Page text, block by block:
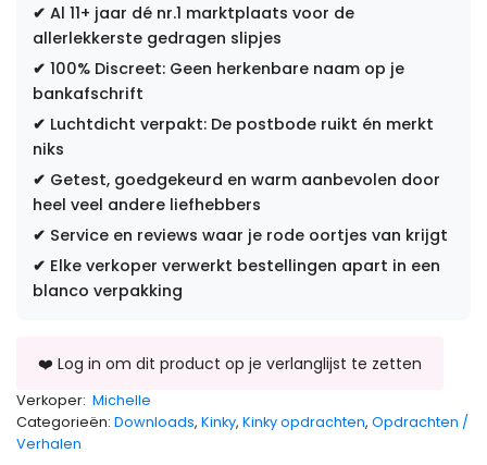
✔ Al 11+ jaar dé nr.1 marktplaats voor de
allerlekkerste gedragen slipjes
✔ 100% Discreet: Geen herkenbare naam op je
bankafschrift
✔ Luchtdicht verpakt: De postbode ruikt én merkt
niks
✔ Getest, goedgekeurd en warm aanbevolen door
heel veel andere liefhebbers
✔ Service en reviews waar je rode oortjes van krijgt
✔ Elke verkoper verwerkt bestellingen apart in een
blanco verpakking
Verkoper: Michelle
Categorieën: Downloads, Kinky, Kinky opdrachten, Opdrachten /
Verhalen